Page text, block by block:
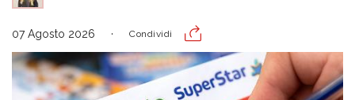
07 Agosto 2026 Condividi